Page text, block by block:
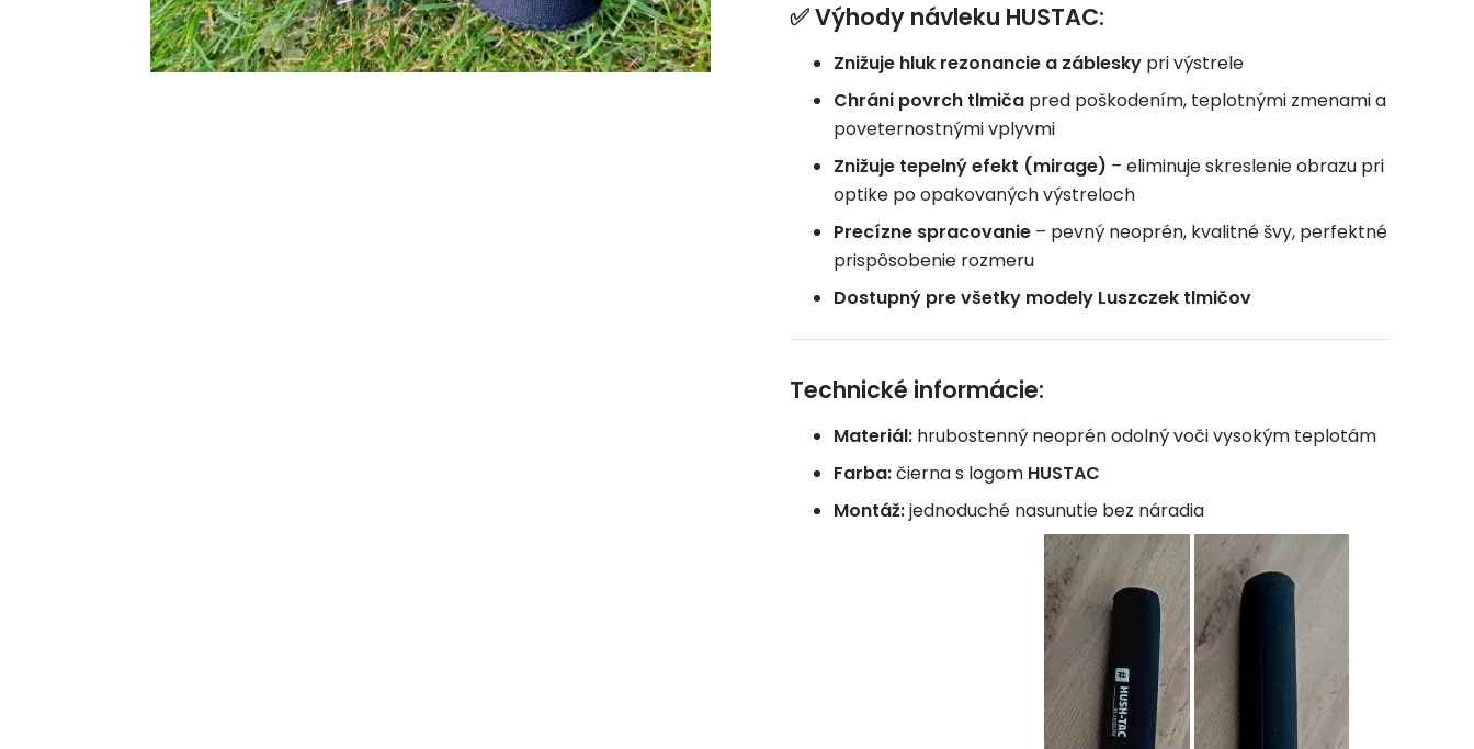
✅ Výhody návleku HUSTAC:
Znižuje hluk rezonancie a záblesky pri výstrele
Chráni povrch tlmiča pred poškodením, teplotnými zmenami a
poveternostnými vplyvmi
Znižuje tepelný efekt (mirage) – eliminuje skreslenie obrazu pri
optike po opakovaných výstreloch
Precízne spracovanie – pevný neoprén, kvalitné švy, perfektné
prispôsobenie rozmeru
Dostupný pre všetky modely Luszczek tlmičov
Technické informácie:
Materiál: hrubostenný neoprén odolný voči vysokým teplotám
Farba:čierna s logom HUSTAC
Montáž:jednoduché nasunutie bez náradia